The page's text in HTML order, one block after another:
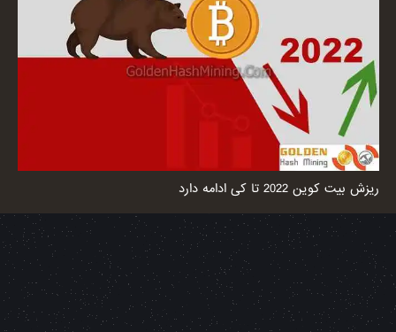
ریزش بیت کوین 2022 تا کی ادامه دارد